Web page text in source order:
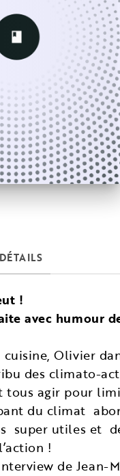
DÉTAILS
!
avec humour
cuisine, Olivier
des climato-
tous agir pour
du climat
super utiles et
!
de Jean-